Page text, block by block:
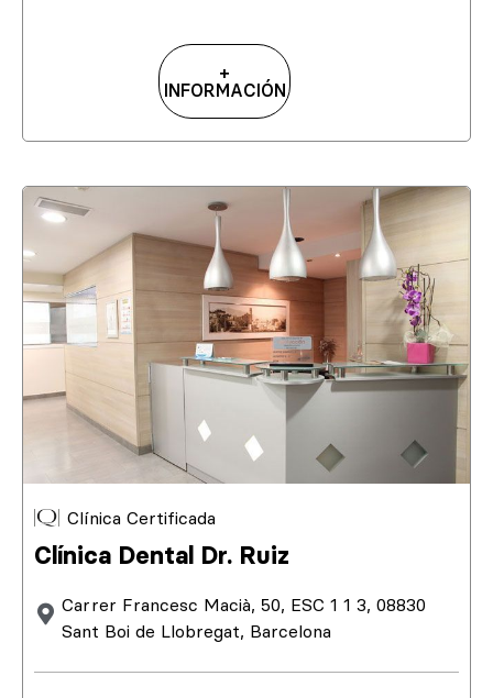
+
INFORMACIÓN
Clínica Certificada
Clínica Dental Dr. Ruiz
Carrer Francesc Macià, 50, ESC 1 1 3, 08830
Sant Boi de Llobregat, Barcelona